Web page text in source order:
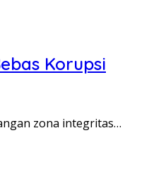
Korupsi
zona integritas…